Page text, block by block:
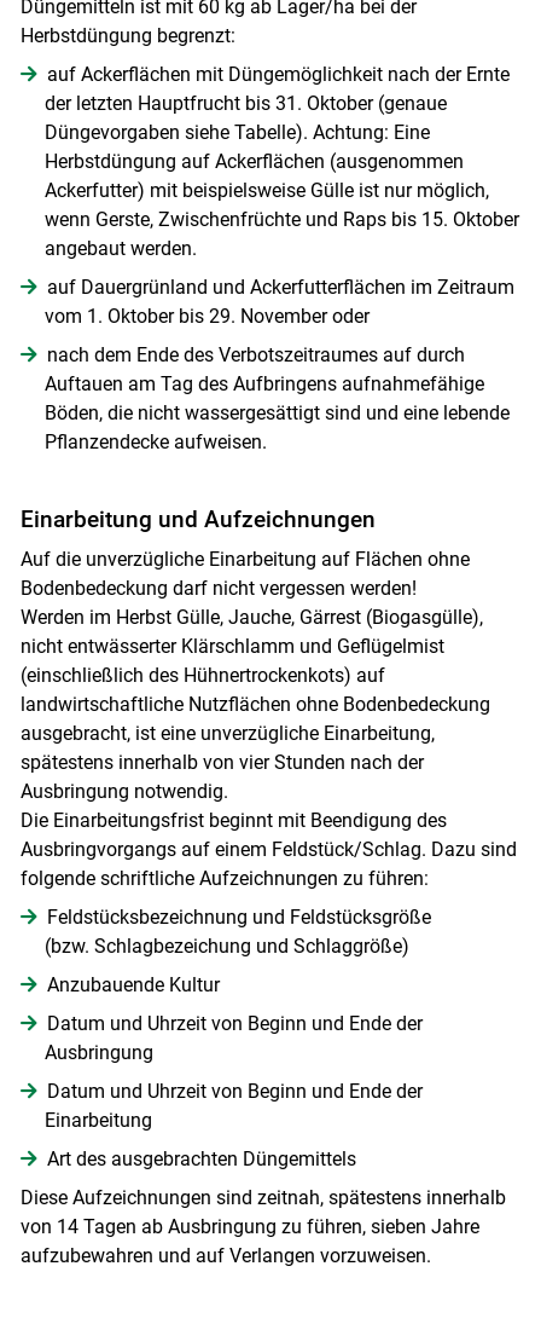
Düngemitteln ist mit 60 kg ab Lager/​ha bei der
Herbstdüngung begrenzt:
auf Ackerflächen mit Düngemöglichkeit nach der Ernte
der letzten Hauptfrucht bis 31. Oktober (genaue
Düngevorgaben siehe Tabelle). Achtung: Eine
Herbstdüngung auf Ackerflächen (ausgenommen
Ackerfutter) mit beispielsweise Gülle ist nur möglich,
wenn Gerste, Zwischenfrüchte und Raps bis 15. Oktober
angebaut werden.
auf Dauergrünland und Ackerfutterflächen im Zeitraum
vom 1. Oktober bis 29. November oder
nach dem Ende des Verbotszeitraumes auf durch
Auftauen am Tag des Aufbringens aufnahmefähige
Böden, die nicht wassergesättigt sind und eine lebende
Pflanzendecke aufweisen.
Einarbeitung und Aufzeichnungen
Auf die unverzügliche Einarbeitung auf Flächen ohne
Bodenbedeckung darf nicht vergessen werden!
Werden im Herbst Gülle, Jauche, Gärrest (Biogasgülle),
nicht entwässerter Klärschlamm und Geflügelmist
(einschließlich des Hühnertrockenkots) auf
landwirtschaftliche Nutzflächen ohne Bodenbedeckung
ausgebracht, ist eine unverzügliche Einarbeitung,
spätestens innerhalb von vier Stunden nach der
Ausbringung notwendig.
Die Einarbeitungsfrist beginnt mit Beendigung des
Ausbringvorgangs auf einem Feldstück/​Schlag. Dazu sind
folgende schriftliche Aufzeichnungen zu führen:
Feldstücksbezeichnung und Feldstücksgröße
(bzw. Schlagbezeichung und Schlaggröße)
Anzubauende Kultur
Datum und Uhrzeit von Beginn und Ende der
Ausbringung
Datum und Uhrzeit von Beginn und Ende der
Einarbeitung
Art des ausgebrachten Düngemittels
Diese Aufzeichnungen sind zeitnah, spätestens innerhalb
von 14 Tagen ab Ausbringung zu führen, sieben Jahre
aufzubewahren und auf Verlangen vorzuweisen.